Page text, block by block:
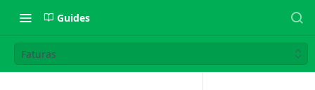
Guides
Faturas